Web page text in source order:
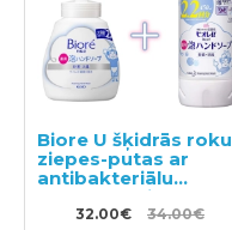
Biore U šķidrās roku
ziepes-putas ar
antibakteriālu
efektu, ar vieglu
citrusu aromātu
32.00€ 34.00€